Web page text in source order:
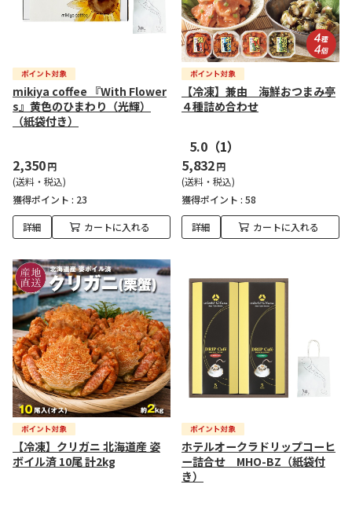
mikiya coffee 『With Flower
s』黄色のひまわり（光輝）
（紙袋付き）
2,350円
(送料・税込)
獲得ポイント : 23
詳細 カートに入れる
【冷凍】兼由 海鮮おつまみ亭
４種詰め合わせ
5.0 （1）
5,832円
(送料・税込)
獲得ポイント : 58
詳細 カートに入れる
【冷凍】クリガニ 北海道産 姿
ボイル済 10尾 計2kg
ホテルオークラドリップコーヒ
ー詰合せ MHO-BZ（紙袋付
き）